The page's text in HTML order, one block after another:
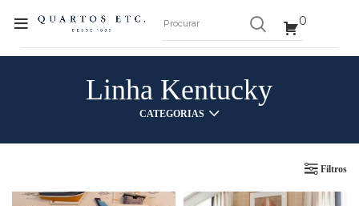
0
Linha Kentucky
CATEGORIAS
Filtros